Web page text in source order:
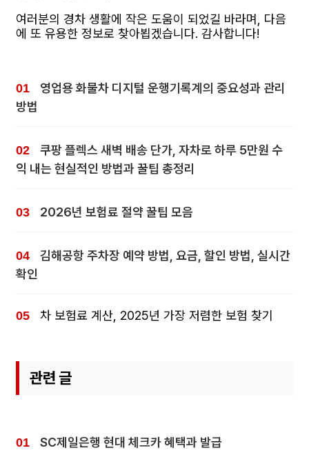
여러분의 경차 생활에 작은 도움이 되었길 바라며, 다음
에 또 유용한 정보로 찾아뵙겠습니다. 감사합니다!
영업용 화물차 디지털 운행기록계의 중요성과 관리
방법
쿠팡 플렉스 새벽 배송 단가, 자차로 하루 5만원 수
익 내는 현실적인 방법과 꿀팁 총정리
2026년 보험료 절약 꿀팁 모음
김해공항 주차장 예약 방법, 요금, 할인 방법, 실시간
확인
차 보험료 계산, 2025년 가장 저렴한 보험 찾기
관련 글
SC제일은행 현대 체크카 혜택과 발급